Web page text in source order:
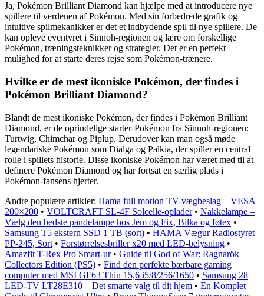
Ja, Pokémon Brilliant Diamond kan hjælpe med at introducere nye
spillere til verdenen af Pokémon. Med sin forbedrede grafik og
intuitive spilmekanikker er det et indbydende spil til nye spillere. De
kan opleve eventyret i Sinnoh-regionen og lære om forskellige
Pokémon, træningsteknikker og strategier. Det er en perfekt
mulighed for at starte deres rejse som Pokémon-trænere.
Hvilke er de mest ikoniske Pokémon, der findes i
Pokémon Brilliant Diamond?
Blandt de mest ikoniske Pokémon, der findes i Pokémon Brilliant
Diamond, er de oprindelige starter-Pokémon fra Sinnoh-regionen:
Turtwig, Chimchar og Piplup. Derudover kan man også møde
legendariske Pokémon som Dialga og Palkia, der spiller en central
rolle i spillets historie. Disse ikoniske Pokémon har været med til at
definere Pokémon Diamond og har fortsat en særlig plads i
Pokémon-fansens hjerter.
Andre populære artikler: Hama full motion TV-vægbeslag – VESA
200×200 • VOLTCRAFT SL-4F Solcelle-oplader• Nakkelampe –
Vælg den bedste pandelampe hos Jem og Fix, Bilka og føtex •
Samsung T5 ekstern SSD 1 TB (sort) • HAMA Vægur Radiostyret
PP-245, Sort • Forstørrelsesbriller x20 med LED-belysning •
Amazfit T-Rex Pro Smart-ur• Guide til God of War: Ragnarök –
Collectors Edition (PS5) • Find den perfekte bærbare gaming
computer med MSI GF63 Thin 15,6 i5/8/256/1650 • Samsung 28
LED-TV LT28E310 – Det smarte valg til dit hjem • En Komplet